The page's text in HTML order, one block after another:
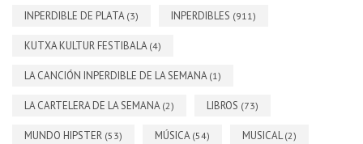
INPERDIBLE DE PLATA (3) INPERDIBLES (911)
KUTXA KULTUR FESTIBALA (4)
LA CANCIÓN INPERDIBLE DE LA SEMANA (1)
LA CARTELERA DE LA SEMANA (2) LIBROS (73)
MUNDO HIPSTER (53) MÚSICA (54) MUSICAL(2)